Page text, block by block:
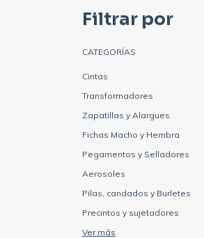
Filtrar por
CATEGORÍAS
Cintas
Transformadores
Zapatillas y Alargues
Fichas Macho y Hembra
Pegamentos y Selladores
Aerosoles
Pilas, candados y Burletes
Precintos y sujetadores
Ver más